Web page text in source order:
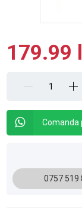
179.99
Comanda
0757 519